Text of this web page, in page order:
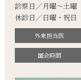
診察日／月曜～土曜
休診日／日曜・祝日
外来担当医
面会時間